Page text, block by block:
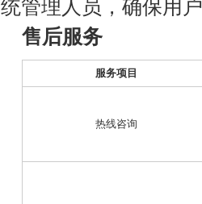
统管理人员，确保用
售后服务
服务项目
热线咨询